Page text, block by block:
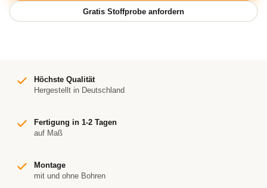
Höchste Qualität
Hergestellt in Deutschland
Fertigung in 1-2 Tagen
auf Maß
Montage
mit und ohne Bohren